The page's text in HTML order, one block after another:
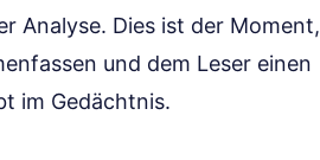
Analyse. Dies ist der Moment,
und dem Leser einen
im Gedächtnis.